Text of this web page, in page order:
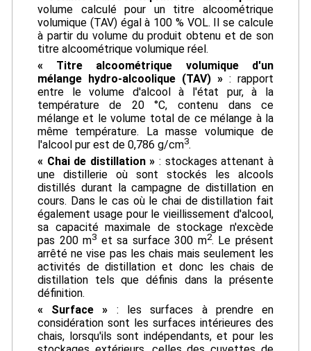
volume calculé pour un titre alcoométrique
volumique (TAV) égal à 100 % VOL. Il se calcule
à partir du volume du produit obtenu et de son
titre alcoométrique volumique réel.
« Titre alcoométrique volumique d'un
mélange hydro-alcoolique (TAV) » : rapport
entre le volume d'alcool à l'état pur, à la
température de 20 °C, contenu dans ce
mélange et le volume total de ce mélange à la
même température. La masse volumique de
l'alcool pur est de 0,786 g/cm3.
« Chai de distillation » : stockages attenant à
une distillerie où sont stockés les alcools
distillés durant la campagne de distillation en
cours. Dans le cas où le chai de distillation fait
également usage pour le vieillissement d'alcool,
sa capacité maximale de stockage n'excède
pas 200 m3 et sa surface 300 m2. Le présent
arrêté ne vise pas les chais mais seulement les
activités de distillation et donc les chais de
distillation tels que définis dans la présente
définition.
« Surface » : les surfaces à prendre en
considération sont les surfaces intérieures des
chais, lorsqu'ils sont indépendants, et pour les